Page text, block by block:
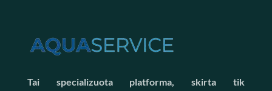
Tai specializuota platforma, skirta tik